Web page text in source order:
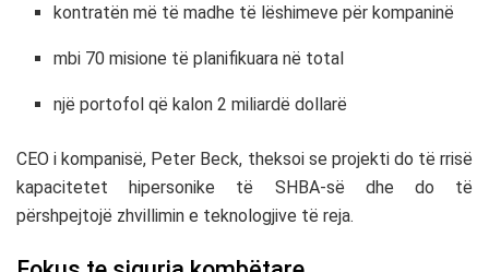
kontratën më të madhe të lëshimeve për kompaninë
mbi 70 misione të planifikuara në total
një portofol që kalon 2 miliardë dollarë
CEO i kompanisë, Peter Beck, theksoi se projekti do të rrisë
kapacitetet hipersonike të SHBA-së dhe do të
përshpejtojë zhvillimin e teknologjive të reja.